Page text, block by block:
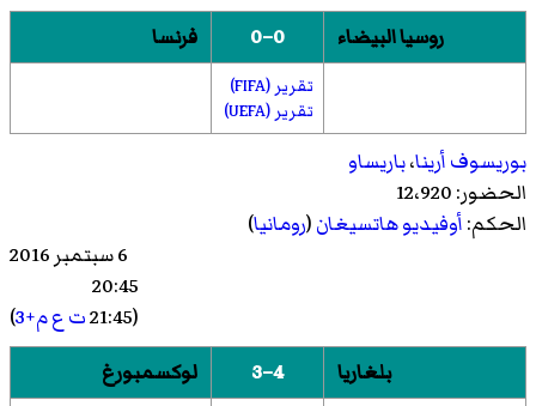
روسيا البيضاء
0–0 فرنسا
تقرير (FIFA)
تقرير (UEFA)
بوريسوف أرينا،باريساو
الحضور: 12،920
الحكم:أوفيديو هاتسيغان(رومانيا)
6 سبتمبر 2016
20:45
(21:45
ت ع م+3 )
بلغاريا
4–3 لوكسمبورغ